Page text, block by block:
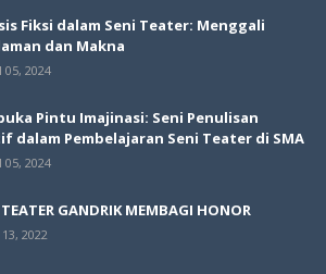
Fiksi dalam Seni Teater: Menggali
dan Makna
05, 2024
Pintu Imajinasi: Seni Penulisan
dalam Pembelajaran Seni Teater di SMA
05, 2024
TEATER GANDRIK MEMBAGI HONOR
2022